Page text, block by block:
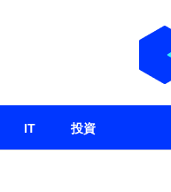
IT 投資